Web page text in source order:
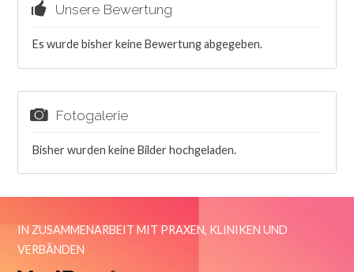
Unsere Bewertung
Es wurde bisher keine Bewertung abgegeben.
Fotogalerie
Bisher wurden keine Bilder hochgeladen.
IN ZUSAMMENARBEIT MIT PRAXEN, KLINIKEN UND
VERBÄNDEN